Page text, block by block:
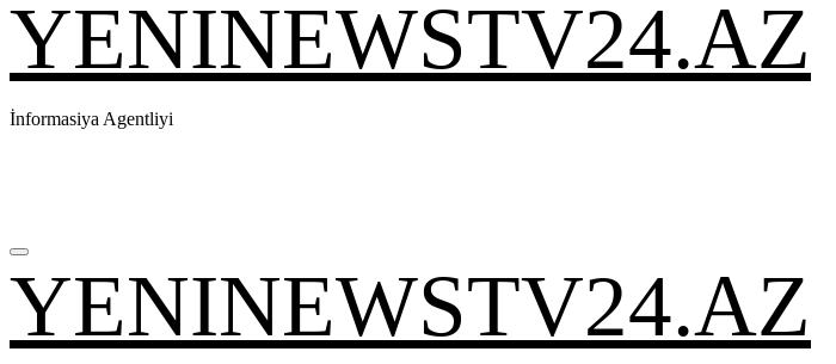
YENINEWSTV24.AZ
İnformasiya Agentliyi
YENINEWSTV24.AZ